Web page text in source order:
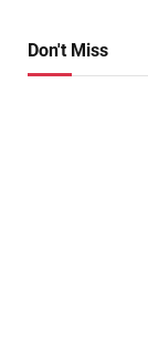
Don't Miss